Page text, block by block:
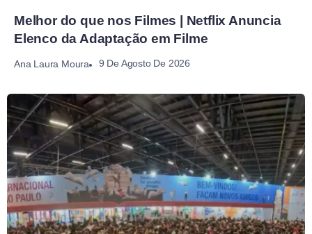
Melhor do que nos Filmes | Netflix Anuncia
Elenco da Adaptação em Filme
Ana Laura Moura 9 De Agosto De 2026